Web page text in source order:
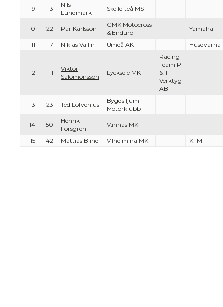
9 3
Nils
Lundmark
Skellefteå MS
10 22 Pär Karlsson
ÖMK Motocross
& Enduro
Yamaha
11 7 Niklas Vallin Umeå AK Husqvarna
12 1
Viktor
Salomonsson
Lycksele MK
Racing
Team P
& T
Verktyg
AB
13 23 Ted Löfvenius
Bygdsiljum
Motorklubb
14 50
Henrik
Forsgren
Vännäs MK
15 42 Mattias Blind Vilhelmina MK KTM